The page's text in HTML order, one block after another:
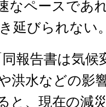
なペースであ
延びられない
報告書は気候
洪水などの影
と、現在の減